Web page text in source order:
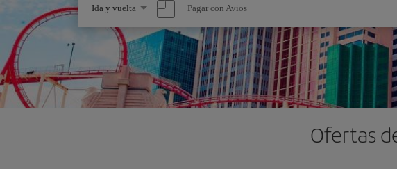
Seleccione
una
opción
Ida y vuelta Pagar con Avios
Ofertas